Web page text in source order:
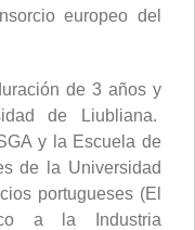
europeo del
de 3 años y
de Liubliana.
y la Escuela de
de la Universidad
portugueses (El
a la Industria